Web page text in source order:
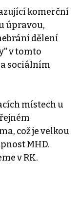
komerční
úpravou,
dělení
v tomto
sociálním
místech u
což je velkou
MHD.
v RK.